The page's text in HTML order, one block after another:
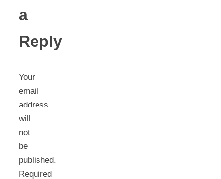
a
Reply
Your
email
address
will
not
be
published.
Required